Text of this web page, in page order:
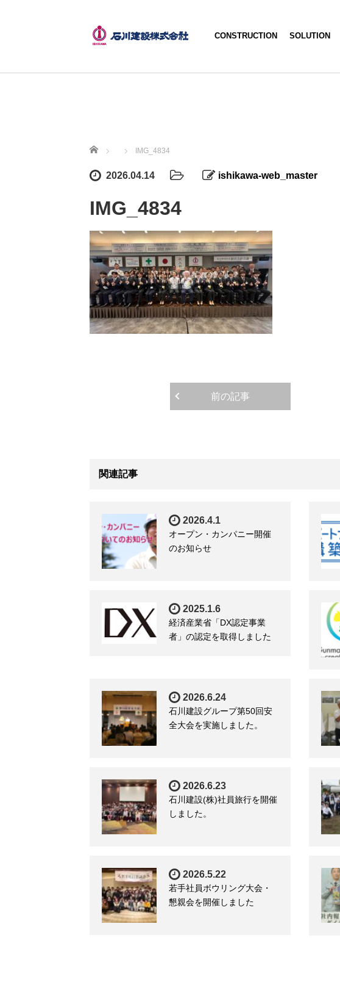
CONSTRUCTION SOLUTION
ホーム IMG_4834
2026.04.14 ishikawa-web_master
IMG_4834
前の記事
関連記事
2026.4.1
オープン・カンパニー開催
のお知らせ
2025.1.6
経済産業省「DX認定事業
者」の認定を取得しました
2026.6.24
石川建設グループ第50回安
全大会を実施しました。
2026.6.23
石川建設(株)社員旅行を開催
しました。
2026.5.22
若手社員ボウリング大会・
懇親会を開催しました